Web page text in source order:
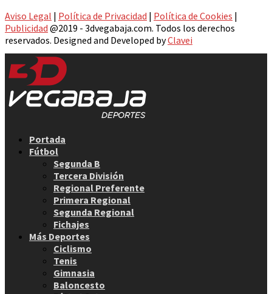
Aviso Legal | Política de Privacidad | Política de Cookies |
Publicidad @2019 - 3dvegabaja.com. Todos los derechos
reservados. Designed and Developed byClavei
Portada
Fútbol
Segunda B
Tercera División
Regional Preferente
Primera Regional
Segunda Regional
Fichajes
Más Deportes
Ciclismo
Tenis
Gimnasia
Baloncesto